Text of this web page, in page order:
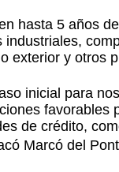
hasta 5 años
exterior y otros
inicial para
favorables
de crédito,
Marcó del